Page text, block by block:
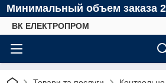
Минимальный объем заказа
ВК ЕЛЕКТРОПРОМ